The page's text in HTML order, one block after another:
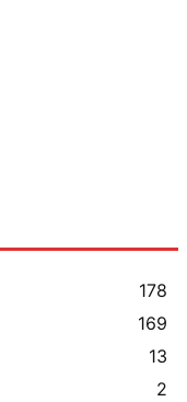
178
169
13
2